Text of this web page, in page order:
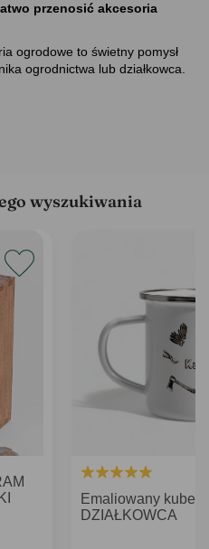
przenosić akcesoria
ogrodowe to świetny pomysł
ogrodnictwa lub działkowca.
wyszukiwania
Emaliowany kubek
DZIAŁKOWCA